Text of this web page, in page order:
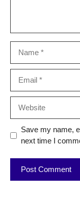
Save my name,
next time I